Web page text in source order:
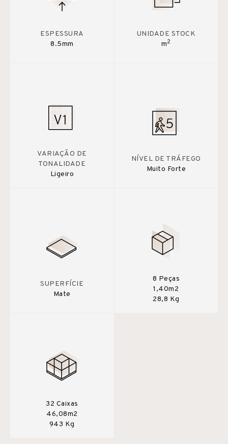
ESPESSURA
8.5mm
UNIDADE STOCK
m2
VARIAÇÃO DE
TONALIDADE
Ligeiro
NÍVEL DE TRÁFEGO
Muito Forte
SUPERFÍCIE
Mate
8 Peças
1,40m2
28,8 Kg
32 Caixas
46,08m2
943 Kg